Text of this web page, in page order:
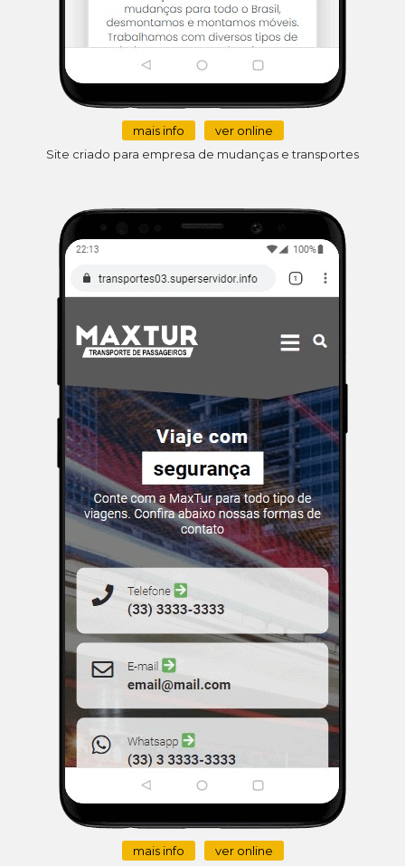
mais info
ver online
Site criado para empresa de mudanças e transportes
mais info
ver online